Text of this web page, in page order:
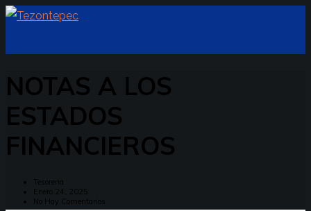
NOTAS A LOS
ESTADOS
FINANCIEROS
Tesoreria
Enero 24, 2025
No Hay Comentarios